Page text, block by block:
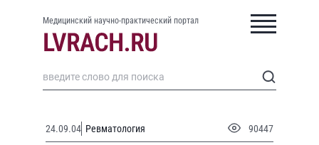
Медицинский научно-практический портал
24.09.04 Ревматология 90447